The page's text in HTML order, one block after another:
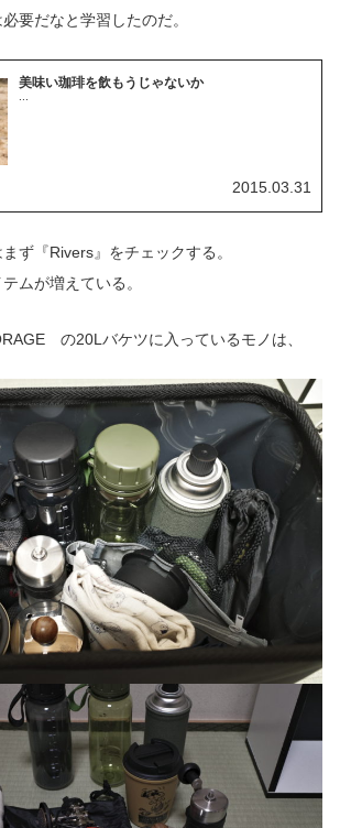
要だなと学習したのだ。
美味い珈琲を飲もうじゃないか
2015.03.31
ず『Rivers』をチェックする。
ムが増えている。
の20Lバケツに入っているモノは、